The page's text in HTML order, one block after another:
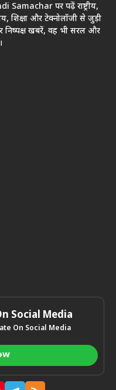
Samachar पर पढ़ें राष्ट्रीय,
शिक्षा और टेक्नोलॉजी से जुड़ी
खबरें, वह भी सरल और
Social Media
On Social Media